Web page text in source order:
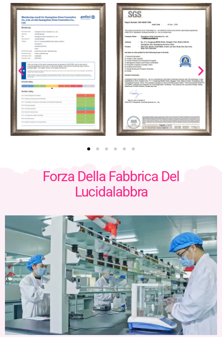
Forza Della Fabbrica Del
Lucidalabbra